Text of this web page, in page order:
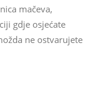
mačeva,
gdje osjećate
ne ostvarujete